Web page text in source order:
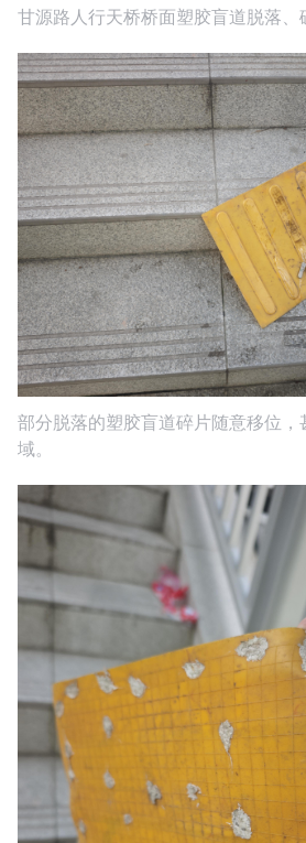
甘源路人行天桥桥面塑胶盲道脱落、
部分脱落的塑胶盲道碎片随意移位
域。